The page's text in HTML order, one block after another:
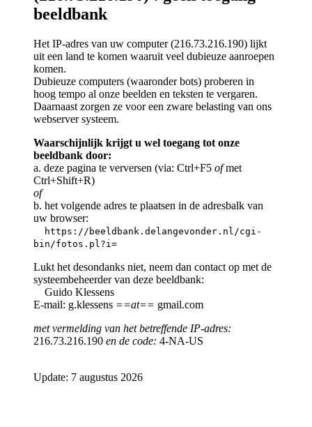
beeldbank
Het IP-adres van uw computer (216.73.216.190) lijkt
uit een land te komen waaruit veel dubieuze aanroepen
komen.
Dubieuze computers (waaronder bots) proberen in
hoog tempo al onze beelden en teksten te vergaren.
Daarnaast zorgen ze voor een zware belasting van ons
webserver systeem.
Waarschijnlijk krijgt u wel toegang tot onze
beeldbank door:
a. deze pagina te verversen (via: Ctrl+F5 ofmet
Ctrl+Shift+R)
of
b. het volgende adres te plaatsen in de adresbalk van
uw browser:
https://beeldbank.delangevonder.nl/cgi-
bin/fotos.pl?i=
Lukt het desondanks niet, neem dan contact op met de
systeembeheerder van deze beeldbank:
Guido Klessens
E-mail: g.klessens ==at== gmail.com
met vermelding van het betreffende IP-adres:
216.73.216.190 en de code: 4-NA-US
Update: 7 augustus 2026